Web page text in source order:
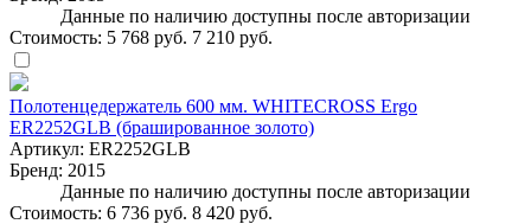
Данные по наличию доступны после авторизации
Стоимость: 5 768 руб. 7 210 руб.
Полотенцедержатель 600 мм. WHITECROSS Ergo
ER2252GLB (брашированное золото)
Артикул: ER2252GLB
Бренд: 2015
Данные по наличию доступны после авторизации
Стоимость: 6 736 руб. 8 420 руб.